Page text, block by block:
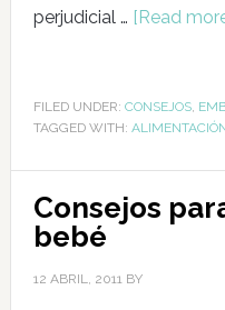
perjudicial … [Read
FILED UNDER: CONSEJOS,
TAGGED WITH:
Consejos
bebé
12 ABRIL, 2011 BY